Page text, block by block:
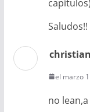
Saludos!!
el marzo
no